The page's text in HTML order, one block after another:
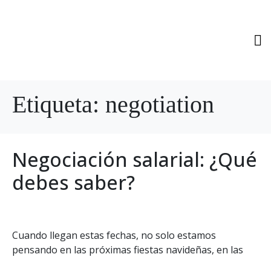
Etiqueta: negotiation
Negociación salarial: ¿Qué
debes saber?
Cuando llegan estas fechas, no solo estamos
pensando en las próximas fiestas navideñas, en las